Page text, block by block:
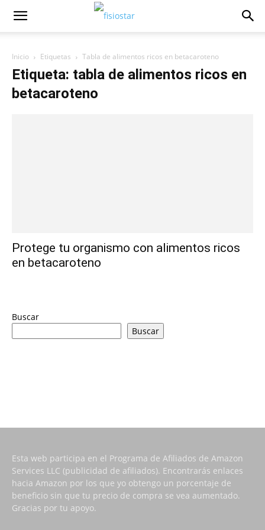
Inicio Etiquetas Tabla de alimentos ricos en betacaroteno
Etiqueta: tabla de alimentos ricos en
betacaroteno
Protege tu organismo con alimentos ricos
en betacaroteno
Buscar
Buscar
Esta web participa en el Programa de Afiliados de Amazon
Services LLC (publicidad de afiliados). Encontrarás enlaces
hacia Amazon por los que yo obtengo un porcentaje de
beneficio sin que tu precio de compra se vea aumentado.
Gracias por tu apoyo.